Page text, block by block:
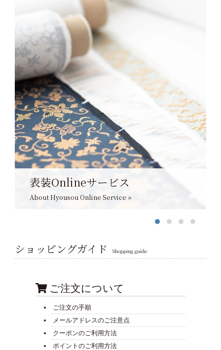
表装Onlineサービス
About Hyousou Online Service »
ショッピングガイド Shopping guide
ご注文について
ご注文の手順
メールアドレスのご注意点
クーポンのご利用方法
ポイントのご利用方法